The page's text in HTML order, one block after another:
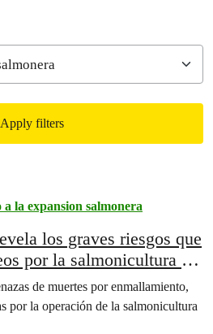
Apply filters
a la expansion salmonera
los graves riesgos que
por la salmonicultura en
de muertes por enmallamiento,
por la operación de la salmonicultura